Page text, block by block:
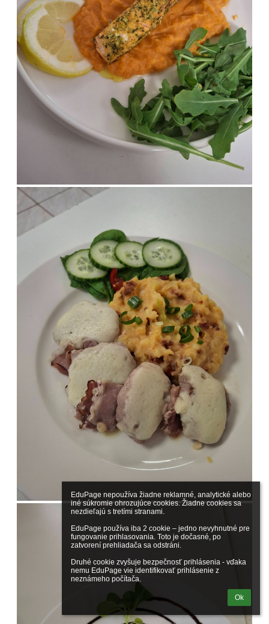
EduPage nepoužíva žiadne reklamné, analytické alebo
iné súkromie ohrozujúce cookies. Žiadne cookies sa
nezdieľajú s tretími stranami.
EduPage používa iba 2 cookie – jedno nevyhnutné pre
fungovanie prihlasovania. Toto je dočasné, po
zatvorení prehliadača sa odstráni.
Druhé cookie zvyšuje bezpečnosť prihlásenia - vďaka
nemu EduPage vie identifikovať prihlásenie z
neznámeho počítača.
Ok